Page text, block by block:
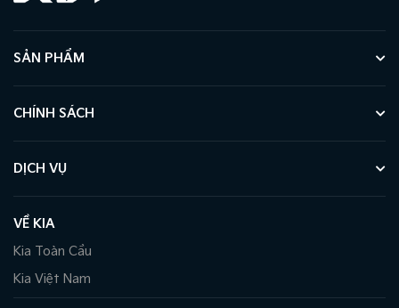
SẢN PHẨM
CHÍNH SÁCH
DỊCH VỤ
VỀ KIA
Kia Toàn Cầu
Kia Việt Nam